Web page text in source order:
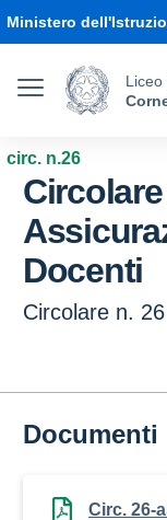
Ministero
Liceo
circ. n.26
Docenti
Circolare n.
Documenti
Circ. 26-